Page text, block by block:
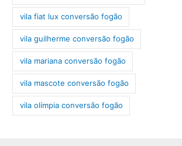
vila fiat lux conversão fogão
vila guilherme conversão fogão
vila mariana conversão fogão
vila mascote conversão fogão
vila olímpia conversão fogão